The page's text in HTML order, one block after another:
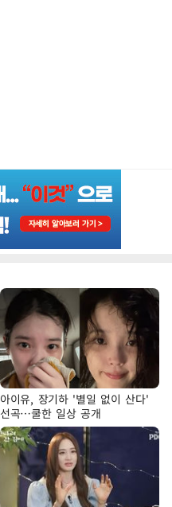
아이유, 장기하 '별일 없이 산다'
선곡…쿨한 일상 공개